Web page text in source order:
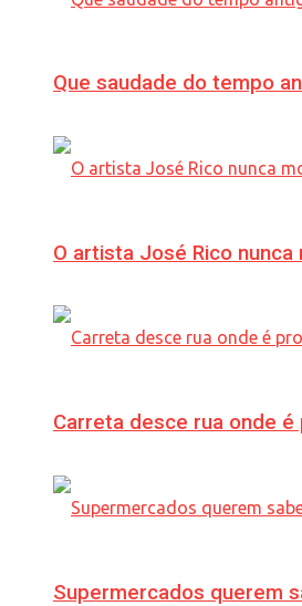
Que saudade do tempo
O artista José Rico nunca
Carreta desce rua onde
Supermercados querem